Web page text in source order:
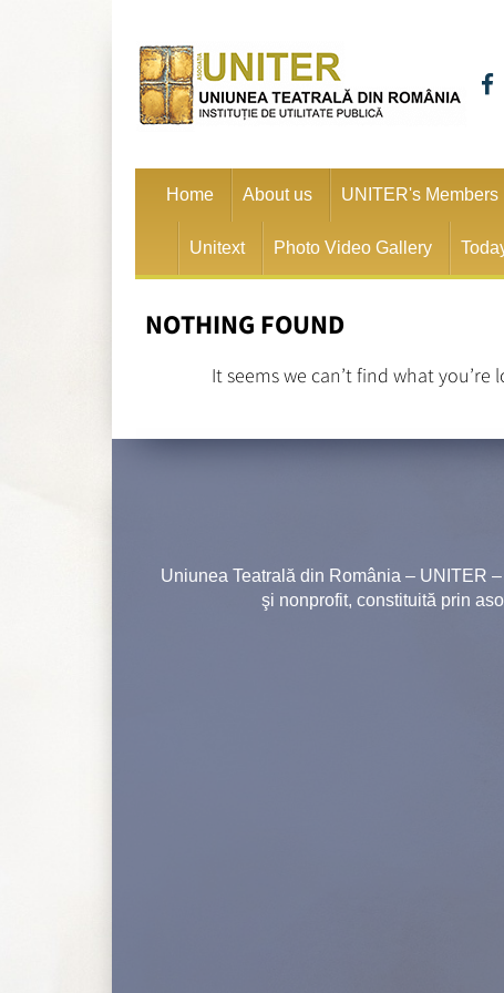
Home About us UNITER's Members
Unitext Photo Video Gallery
NOTHING FOUND
It seems we can’t find what
Uniunea Teatrală din România – UNITER
şi nonprofit, constituită prin